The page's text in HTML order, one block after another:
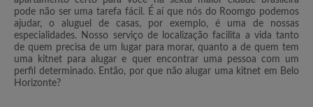
Senha
Li, entendi e concordo com os Termos e Condições de
uso e com a Política de Privadicade
pode não ser uma tarefa fácil. É aí que nós do Roomgo podemos
ajudar, o aluguel de casas, por exemplo, é uma de nossas
especialidades. Nosso serviço de localização facilita a vida tanto
de quem precisa de um lugar para morar, quanto a de quem tem
uma kitnet para alugar e quer encontrar uma pessoa com um
perfil determinado. Então, por que não alugar uma kitnet em Belo
Horizonte?